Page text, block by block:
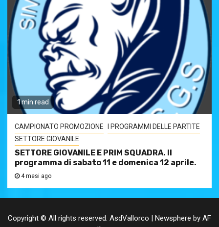
1 min read
CAMPIONATO PROMOZIONE
I PROGRAMMI DELLE PARTITE
SETTORE GIOVANILE
SETTORE GIOVANILE E PRIM SQUADRA. Il
programma di sabato 11 e domenica 12 aprile.
4 mesi ago
Copyright © All rights reserved. AsdVallorco | Newsphere by AF